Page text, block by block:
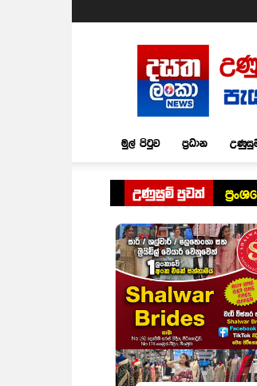
මුල් පිටුව ප්‍රධාන
උණුසුම් පුවත්